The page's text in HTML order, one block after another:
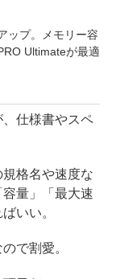
ップ。メモリー容
Ultimateが最適
仕様書やスペ
格名や速度な
量」「最大速
いい。
で割愛。